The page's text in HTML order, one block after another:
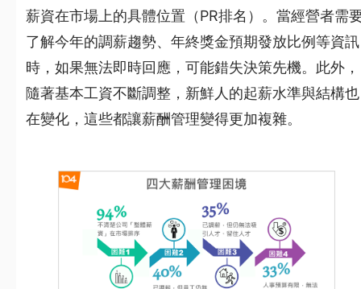
薪資在市場上的具體位置（PR排名）。當經營者需
了解今年的調薪趨勢、年終獎金預期發放比例等資訊
時，如果無法即時回應，可能錯失決策先機。此外，
隨著基本工資不斷調整，新鮮人的起薪水準與結構也
在變化，這些都讓薪酬管理變得更加複雜。